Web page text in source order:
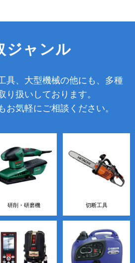
ジャンル
具、大型機械の他にも、多種
り扱いしております。
お気軽にご相談ください。
研削・研磨機 切断工具